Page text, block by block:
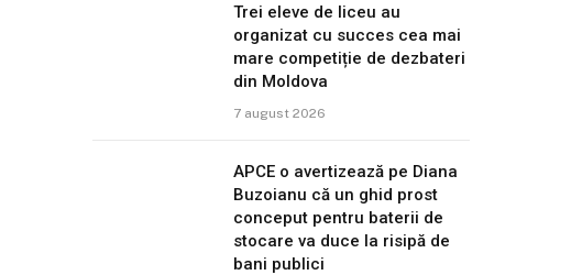
Trei eleve de liceu au
organizat cu succes cea mai
mare competiție de dezbateri
din Moldova
7 august 2026
APCE o avertizează pe Diana
Buzoianu că un ghid prost
conceput pentru baterii de
stocare va duce la risipă de
bani publici